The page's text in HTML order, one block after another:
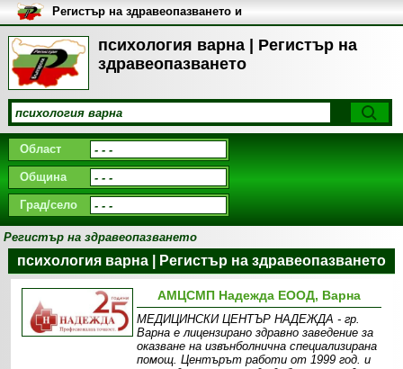
психология варна | Регистър на
здравеопазването
Регистър на здравеопазването и
медицинските заведения в
България
Област
Община
Град/село
Регистър на здравеопазването
психология варна | Регистър на здравеопазването
АМЦСМП Надежда ЕООД, Варна
МEДИЦИНСКИ ЦЕНТЪР НАДЕЖДА - гр.
Варна е лицензирано здравно заведение за
оказване на извънболнична специализирана
помощ. Центърът работи от 1999 год. и